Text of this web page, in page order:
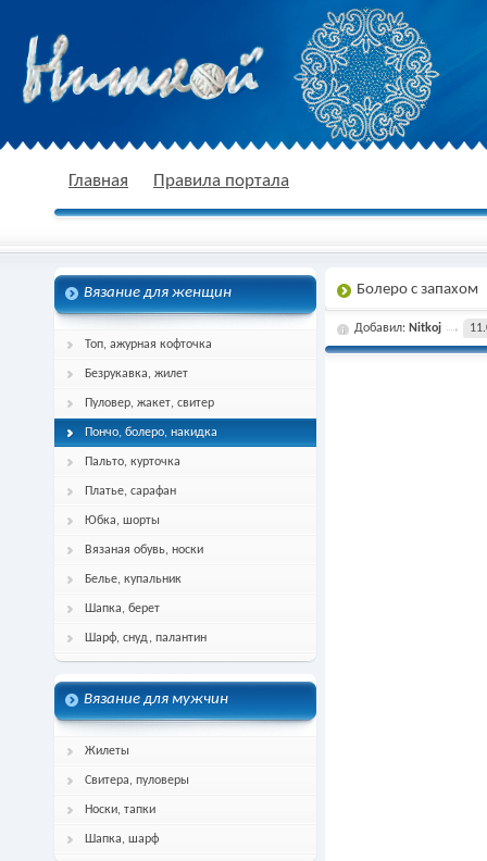
спицами, схема и описание
Главная Правила портала
Вязание для женщин
Топ, ажурная кофточка
Безрукавка, жилет
Пуловер, жакет, свитер
Пончо, болеро, накидка
Пальто, курточка
Платье, сарафан
Юбка, шорты
Вязаная обувь, носки
Белье, купальник
Шапка, берет
Шарф, снуд, палантин
Вязание для мужчин
Жилеты
Свитера, пуловеры
Носки, тапки
Шапка, шарф
Болеро с запахом
Добавил: Nitkoj